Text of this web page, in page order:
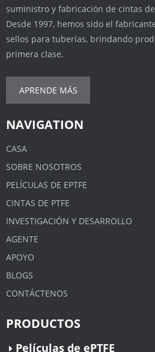
suministro y fabricación de cintas de
Desde 1997, hemos sido el
sellos para tuberías, brindando
primera clase.
APRENDE MÁS
NAVIGATION
CASA
SOBRE NOSOTROS
PELÍCULAS DE EPTFE
CINTAS DE PTFE
INVESTIGACIÓN Y DESARROLLO
AGENTE
APOYO
BLOGS
CONTÁCTENOS
PRODUCTOS
Películas de ePTFE